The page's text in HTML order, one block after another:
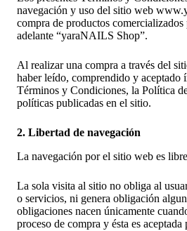
navegación y uso del sitio web
compra de productos
adelante “yaraNAILS Shop”.
Al realizar una compra a través del
haber leído, comprendido y aceptado
Términos y Condiciones, la Política
políticas publicadas en el sitio.
2. Libertad de navegación
La navegación por el sitio web es
La sola visita al sitio no obliga al
o servicios, ni genera obligación
obligaciones nacen únicamente
proceso de compra y ésta es